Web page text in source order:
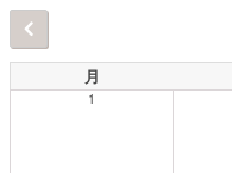
月
1